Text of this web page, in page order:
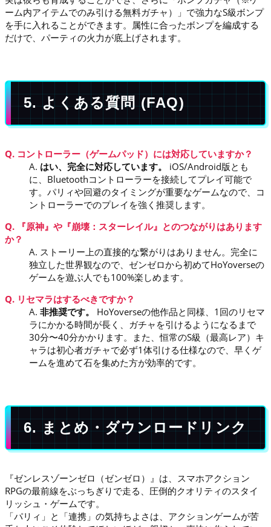
ーム内アイテムでのみ引ける無料ガチャ）」で強力なS級ボンプ
を手に入れることができます。属性に合ったボンプを編成する
だけで、パーティの火力が底上げされます。
5. よくある質問 (FAQ)
Q. コントローラー（ゲームパッド）には対応していますか？
A. はい、完全に対応しています。
iOS/Android版とも
に、Bluetoothコントローラーを接続してプレイ可能で
す。パリィや回避のタイミングが重要なゲームなので、コ
ントローラーでのプレイを強く推奨します。
Q. 『原神』や『崩壊：スターレイル』とのつながりはあります
か？
A. ストーリー上の直接的な繋がりはありません。完全に
独立した世界観なので、ゼンゼロから初めてHoYoverseの
ゲームを遊ぶ人でも100%楽しめます。
Q. リセマラはするべきですか？
A. 非推奨です。
HoYoverseの他作品と同様、1回のリセマ
ラにかかる時間が長く、ガチャを引けるようになるまで
30分〜40分かかります。また、恒常のS級（最高レア）キ
ャラは初心者ガチャで必ず1体引ける仕様なので、早くゲ
ームを進めて石を集めた方が効率的です。
6. まとめ・ダウンロードリンク
『ゼンレスゾーンゼロ（ゼンゼロ）』は、スマホアクション
RPGの最前線をぶっちぎりで走る、圧倒的クオリティのスタイ
リッシュ・ゲームです。
「パリィ」と「連携」の気持ちよさは、アクションゲームが苦